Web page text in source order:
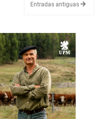
Entradas antiguas